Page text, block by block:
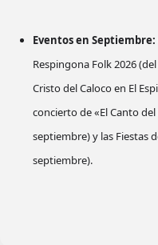
Eventos en Septiembre:
Respingona Folk 2026
Cristo del Caloco en El
concierto de «El Canto
septiembre) y las Fiestas
septiembre).